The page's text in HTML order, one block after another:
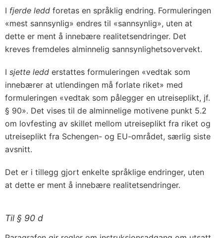
I fjerde ledd foretas en språklig endring. Formuleringen
«mest sannsynlig» endres til «sannsynlig», uten at
dette er ment å innebære realitetsendringer. Det
kreves fremdeles alminnelig sannsynlighetsovervekt.
I sjette ledd erstattes formuleringen «vedtak som
innebærer at utlendingen må forlate riket» med
formuleringen «vedtak som pålegger en utreiseplikt, jf.
§ 90». Det vises til de alminnelige motivene punkt 5.2
om lovfesting av skillet mellom utreiseplikt fra riket og
utreiseplikt fra Schengen- og EU-området, særlig siste
avsnitt.
Det er i tillegg gjort enkelte språklige endringer, uten
at dette er ment å innebære realitetsendringer.
Til § 90 d